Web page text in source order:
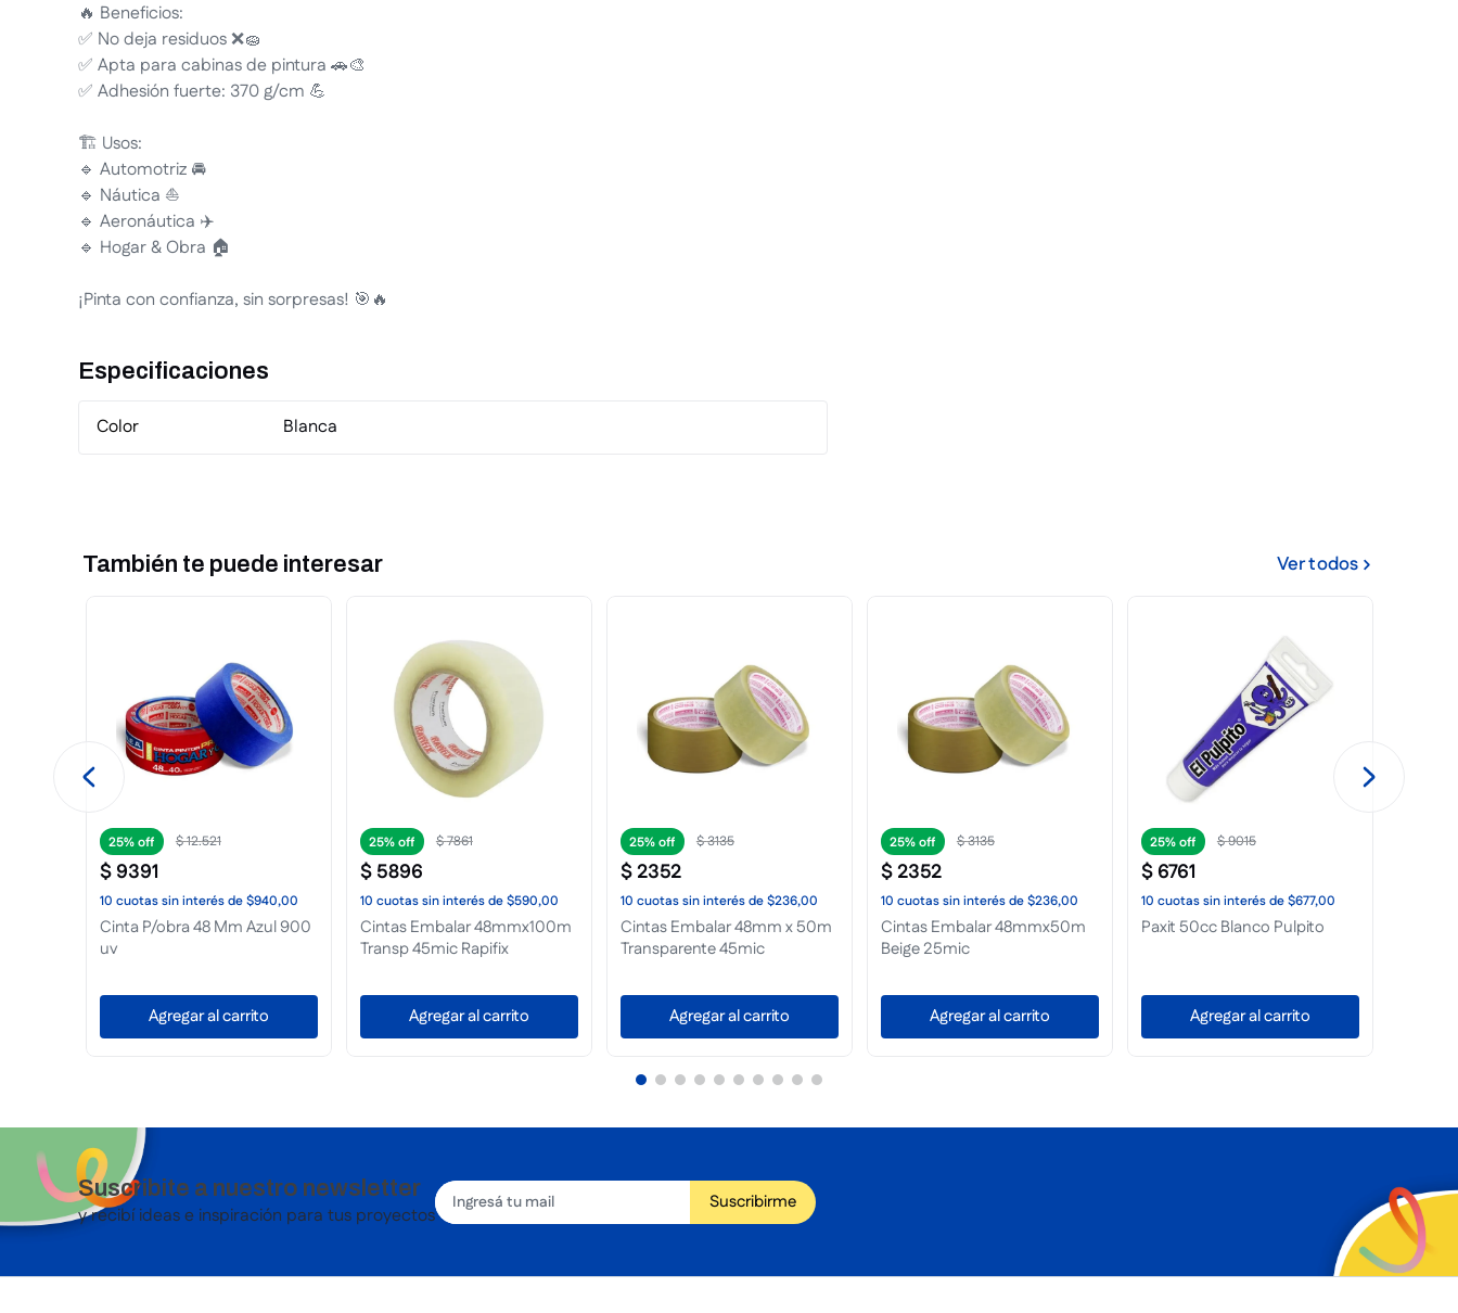
🔥 Beneficios:
✅ No deja residuos ❌🧽
✅ Apta para cabinas de pintura 🚗🎨
✅ Adhesión fuerte: 370 g/cm 💪
🏗️ Usos:
🔹 Automotriz 🚘
🔹 Náutica ⛵
🔹 Aeronáutica ✈️
🔹 Hogar & Obra 🏠
¡Pinta con confianza, sin sorpresas! 🎯🔥
Especificaciones
Color Blanca
También te puede interesar Ver todos
25% $12.521
$ 9391
10 cuotassin interésde$940,00
Cinta P/obra 48 Mm Azul 900
uv
Agregar al carrito
25% $7861
$ 5896
10 cuotassin interésde$590,00
Cintas Embalar 48mmx100m
Transp 45mic Rapifix
Agregar al carrito
25% $3135
$2352
10 cuotassin interésde$236,00
Cintas Embalar 48mm x 50m
Transparente 45mic
Agregar al carrito
25% $3135
$2352
10 cuotassin interésde$236,00
Cintas Embalar 48mmx50m
Beige 25mic
Agregar al carrito
25% $9015
$6761
10 cuotassin interésde$677,00
Paxit 50cc Blanco Pulpito
Agregar al carrito
Suscribite a nuestro newsletter
y recibí ideas e inspiración para tus proyectos
Suscribirme